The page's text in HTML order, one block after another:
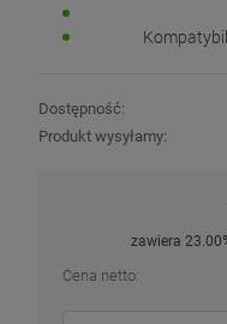
Dostępność:
Produkt wysyłamy:
zawiera
Cena netto: